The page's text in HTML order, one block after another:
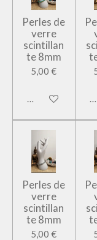
Perles de
verre
scintillan
te 8mm
5,00 €
Ajouter au panier
Perles de
verre
scintillan
te 8mm
5,00 €